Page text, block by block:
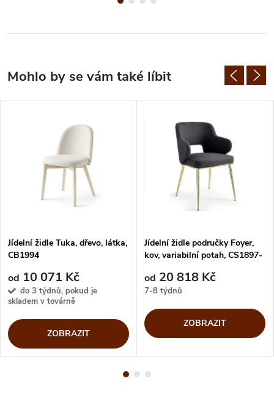
Jídelní židle Tuka, dřevo, látka,
CB1994
od 10 071 Kč
do 3 týdnů, pokud je
skladem v továrně
ZOBRAZIT
Jídelní židle područky Foyer,
kov, variabilní potah, CS1897-
od 20 818 Kč
7-8 týdnů
ZOBRAZIT